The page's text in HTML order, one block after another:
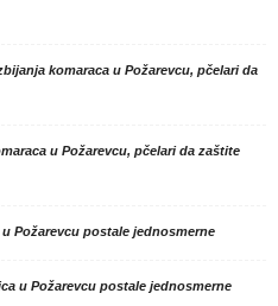
komaraca u Požarevcu, pčelari da
u Požarevcu, pčelari da zaštite
Požarevcu postale jednosmerne
u Požarevcu postale jednosmerne